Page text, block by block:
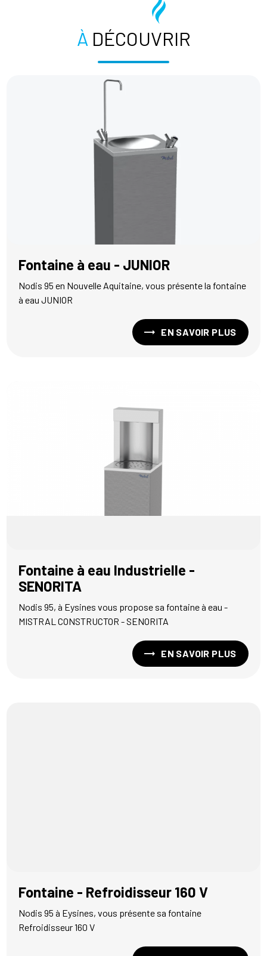
À DÉCOUVRIR
Fontaine à eau - JUNIOR
Nodis 95 en Nouvelle Aquitaine, vous présente la fontaine
à eau JUNIOR
EN SAVOIR PLUS
Fontaine à eau Industrielle -
SENORITA
Nodis 95, à Eysines vous propose sa fontaine à eau -
MISTRAL CONSTRUCTOR - SENORITA
EN SAVOIR PLUS
Fontaine - Refroidisseur 160 V
Nodis 95 à Eysines, vous présente sa fontaine
Refroidisseur 160 V